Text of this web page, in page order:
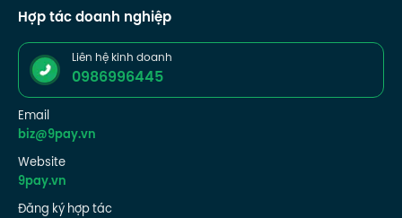
Hợp tác doanh nghiệp
Liên hệ kinh doanh
0986996445
Email
biz@9pay.vn
Website
9pay.vn
Đăng ký hợp tác